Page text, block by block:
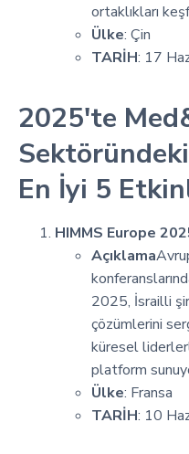
ortaklıkları
Ülke: Çin
TARİH: 17
2025'te
En İyi 5
HIMMS Europe
Açıklama
2025, İsrailli
çözümlerini
küresel
platform
Ülke: Fransa
TARİH: 10